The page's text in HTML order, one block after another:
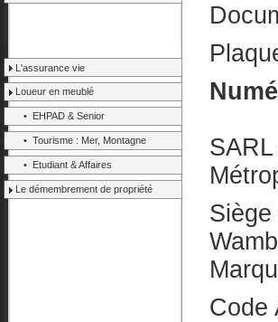
Code
L'assurance vie
Loueur en meublé
• EHPAD & Senior
• Tourisme : Mer, Montagne
• Etudiant & Affaires
Le démembrement de propriété